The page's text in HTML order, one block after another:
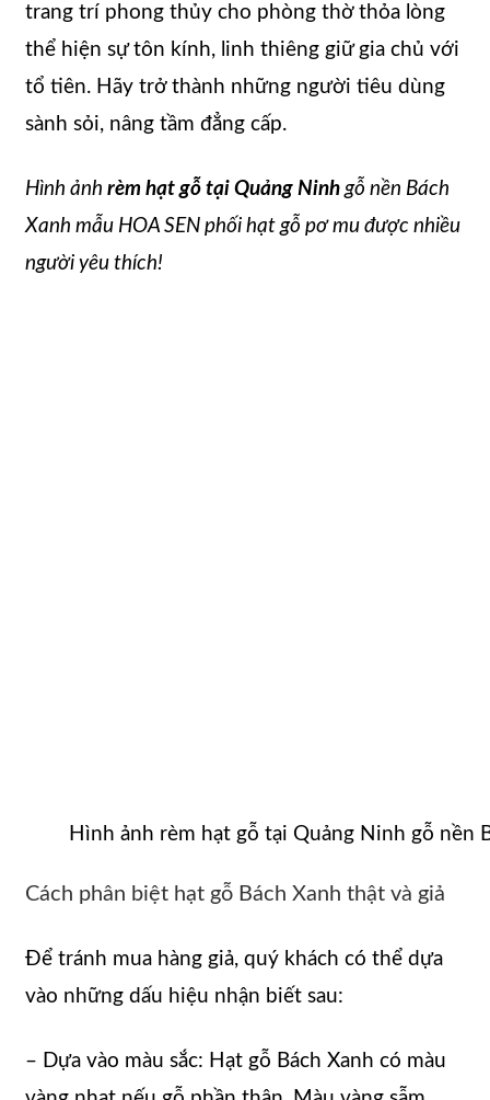
trang trí phong thủy cho phòng thờ thỏa lòng
thể hiện sự tôn kính, linh thiêng giữ gia chủ với
tổ tiên. Hãy trở thành những người tiêu dùng
sành sỏi, nâng tầm đẳng cấp.
Hình ảnh rèm hạt gỗ tại Quảng Ninh gỗ nền Bách
Xanh mẫu HOA SEN phối hạt gỗ pơ mu được nhiều
người yêu thích!
Hình ảnh rèm hạt gỗ tại Quảng Ninh gỗ nền
Cách phân biệt hạt gỗ Bách Xanh thật và giả
Để tránh mua hàng giả, quý khách có thể dựa
vào những dấu hiệu nhận biết sau:
– Dựa vào màu sắc: Hạt gỗ Bách Xanh có màu